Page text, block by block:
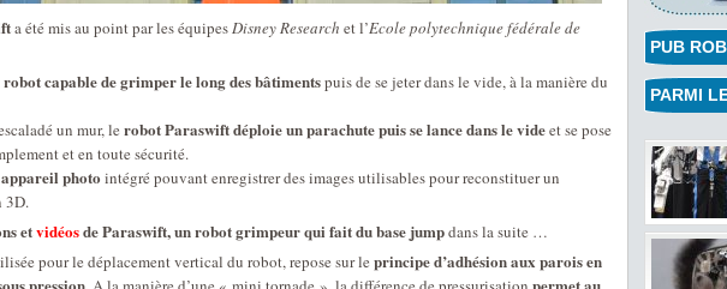
a été mis au point par les équipesDisney Research et l’Ecole polytechnique fédérale de
robot capable de grimper le long des bâtimentspuis de se jeter dans le vide, à la manière du
un mur, le robot Paraswift déploie un parachute puis se lance dans le videet se pose
et en toute sécurité.
photo intégré pouvant enregistrer des images utilisables pour reconstituer un
3D.
etvidéosde Paraswift, un robot grimpeur qui fait du base jumpdans la suite …
pour le déplacement vertical du robot, repose sur le principe d’adhésion aux parois en
PUB
PARMI